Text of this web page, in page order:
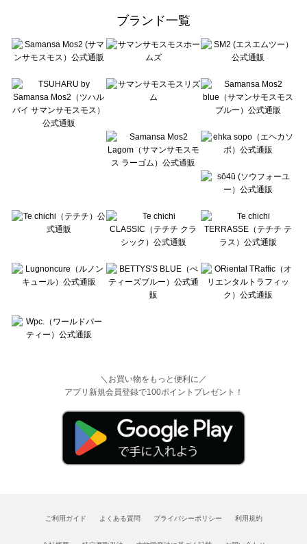
sō4ū（ソウフォーユー）のワンピース一覧
Te chichi（テチチ）のワンピース一覧
Te chichi CLASSIC（テチチ クラシック）のワンピース一覧
Lugnoncure（ルノンキュール）のワンピース一覧
BETTY'S BLUE（べティーズブルー）のワンピース一覧
Wpc.（ワールドパーティー）のワンピース一覧
ブランド一覧
＼お買い物をもっと便利に／
アプリ新規会員登録で100ポイントプレゼント！
ご利用ガイド よくある質問 プライバシーポリシー 利用規約